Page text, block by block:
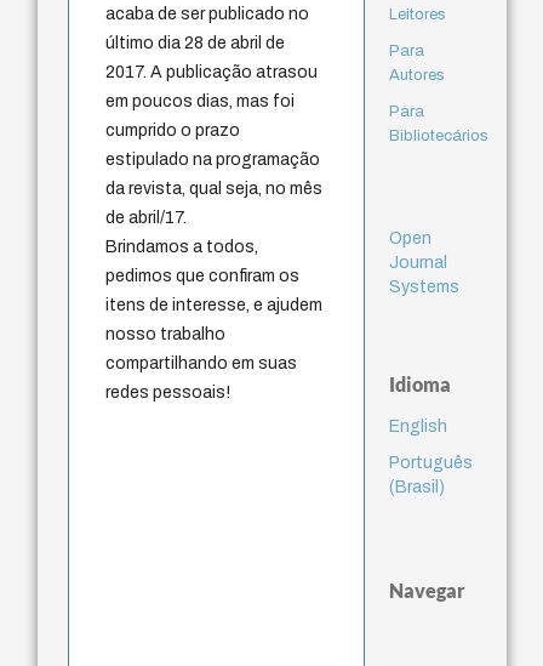
acaba de ser publicado no
último dia 28 de abril de
2017. A publicação atrasou
em poucos dias, mas foi
cumprido o prazo
estipulado na programação
da revista, qual seja, no mês
de abril/17.
Brindamos a todos,
pedimos que confiram os
itens de interesse, e ajudem
nosso trabalho
compartilhando em suas
redes pessoais!
Leitores
Para
Autores
Para
Bibliotecários
Open
Journal
Systems
Idioma
English
Português
(Brasil)
Navegar